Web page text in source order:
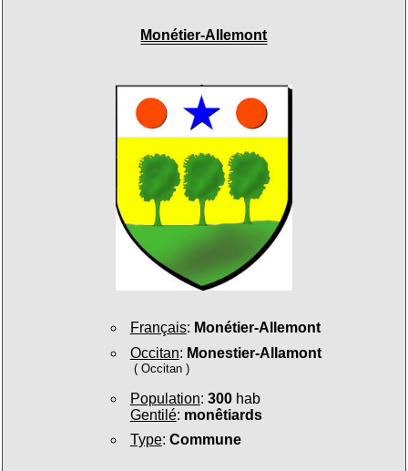
Monétier-Allemont
Français: Monétier-Allemont
Occitan: Monestier-Allamont
( Occitan )
Population: 300hab
Gentilé: monêtiards
Type: Commune